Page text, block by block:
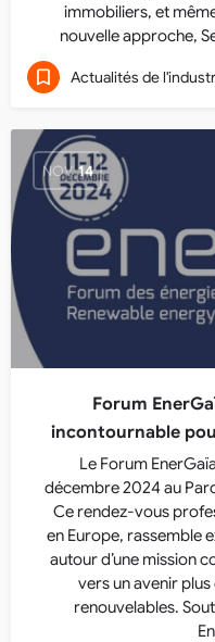
immobiliers, et
nouvelle approche,
Actualités de
NOV 14
Forum
incontournable
Le Forum
décembre 2024 au
Ce rendez-vous
en Europe, rassemble
autour d’une mission
vers un avenir
renouvelables.